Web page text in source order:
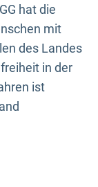
hat die
mit
des Landes
in der
ist